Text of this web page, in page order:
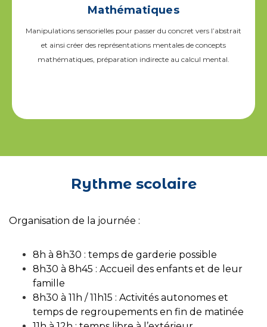
Mathématiques
Manipulations sensorielles pour passer du concret vers l’abstrait
et ainsi créer des représentations mentales de concepts
mathématiques, préparation indirecte au calcul mental.
Rythme scolaire
Organisation de la journée :
8h à 8h30 : temps de garderie possible
8h30 à 8h45 : Accueil des enfants et de leur
famille
8h30 à 11h / 11h15 : Activités autonomes et
temps de regroupements en fin de matinée